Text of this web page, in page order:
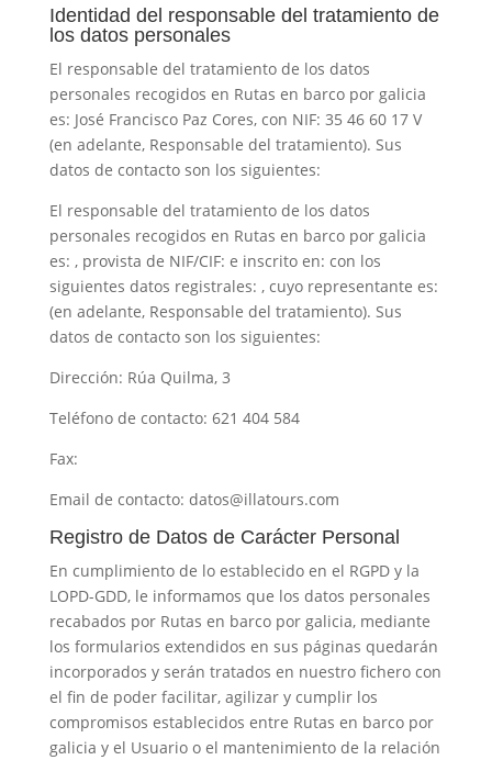
Identidad del responsable del tratamiento de
los datos personales
El responsable del tratamiento de los datos
personales recogidos en Rutas en barco por galicia
es: José Francisco Paz Cores, con NIF: 35 46 60 17 V
(en adelante, Responsable del tratamiento). Sus
datos de contacto son los siguientes:
El responsable del tratamiento de los datos
personales recogidos en Rutas en barco por galicia
es: , provista de NIF/CIF: e inscrito en: con los
siguientes datos registrales: , cuyo representante es:
(en adelante, Responsable del tratamiento). Sus
datos de contacto son los siguientes:
Dirección: Rúa Quilma, 3
Teléfono de contacto: 621 404 584
Fax:
Email de contacto: datos@illatours.com
Registro de Datos de Carácter Personal
En cumplimiento de lo establecido en el RGPD y la
LOPD-GDD, le informamos que los datos personales
recabados por Rutas en barco por galicia, mediante
los formularios extendidos en sus páginas quedarán
incorporados y serán tratados en nuestro fichero con
el fin de poder facilitar, agilizar y cumplir los
compromisos establecidos entre Rutas en barco por
galicia y el Usuario o el mantenimiento de la relación